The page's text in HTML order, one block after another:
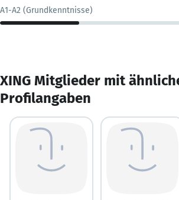
A1-A2 (Grundkenntnisse)
XING Mitglieder mit
Profilangaben